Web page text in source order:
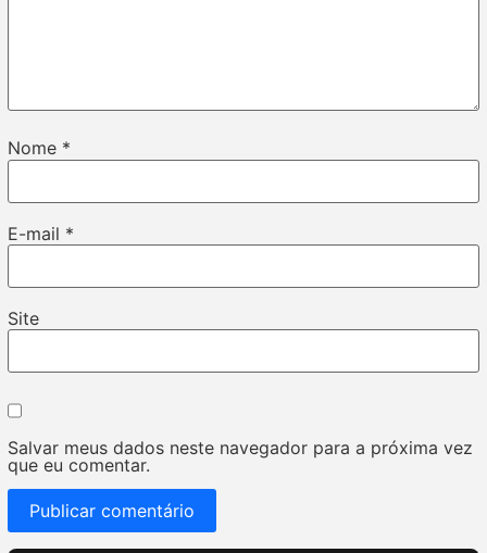
Nome *
E-mail *
Site
Salvar meus dados neste navegador para a próxima vez
que eu comentar.